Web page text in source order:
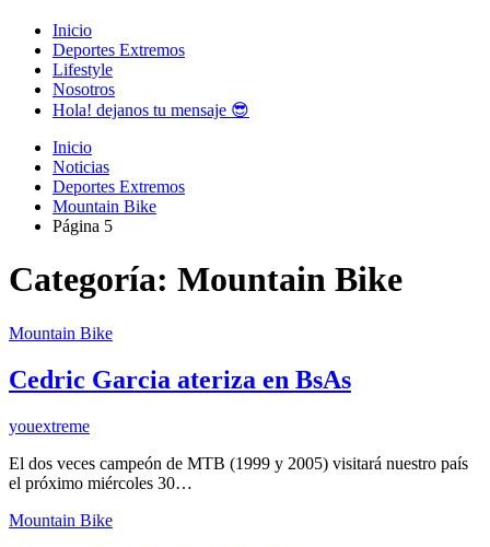
Inicio
Deportes Extremos
Lifestyle
Nosotros
Hola! dejanos tu mensaje 😎
Inicio
Noticias
Deportes Extremos
Mountain Bike
Página 5
Categoría: Mountain Bike
Mountain Bike
Cedric Garcia ateriza en BsAs
youextreme
El dos veces campeón de MTB (1999 y 2005) visitará nuestro país
el próximo miércoles 30…
Mountain Bike